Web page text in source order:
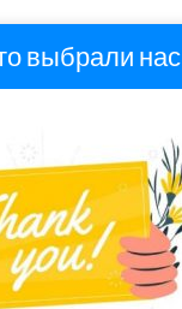
выбрали нас